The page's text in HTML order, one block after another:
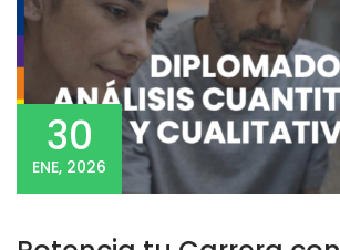
30
ENE, 2026